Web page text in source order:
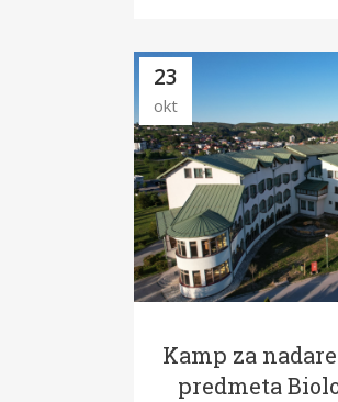
23
okt
Kamp za
predmeta